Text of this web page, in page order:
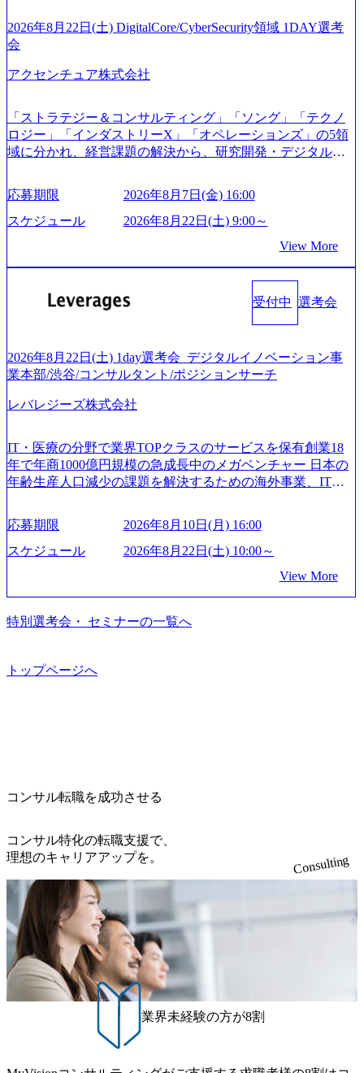
たします。 (1)既存または新規大手事業会社から依頼された
「経営戦略」等のコンサルティング支援を行います。クラ
イアントは各業界上位5社をターゲットとし、特にCXOクラ
スから「新規事業戦略」「既存事業のトランスフォーメー
略」案件をメインとしたコンサルティングを行います ＜プ
ロジェクト一部抜粋＞ ・海外事業(新規・既存)事業のビジ
ネスモデル検討支援 ・金融領域におけるAIを活用した事業
ィ領域における地域活性アプリ企画支援及び実行支援 ・ロ
業支援 ※その他新規事業や既存デジタルトランスフォーメ
ーションの案件が多数 ● コンサルタント プロジェクトにお
プロジェクトにおける課題/リスク管理などを担当。 ● シニ
アコンサルタント プロジェクトメンバーとしてプロジェク
トの一領域を担う。主な作業としては、As-Is分析、仮説構
ィスカッションペ ーパーの作成などを担当。 ● 裁量権 弊社
は2019年11月に設立され、成長期といわれるフェーズにあ
ります。 事業・組織を拡大していく時期のため、メンバー
や組織がスケールしていく過程を体感できます。 また、希
参加できる環境です。 自ら案件を取り、プロジェクト体制
を作っていくことも可能です。 ● 事業会社機能にも携われ
る 弊社にはコンサルティング事業以外にもSaaSプロダク
ることも可能です。コンサルタントとしての経験を活かし
ながら自らプロダクト開発や自社の業務改善ができます。
(希望者のみとなります) ● BIG4・アクセンチュアをはじめ
います ● 平均年齢は35歳で、幅広い年齢の方が活躍してい
ます ● インダストリー・ソリューションで区切られていな
い組織です(ワンプール制) ● 海外事業拠点をシンガポールに
ン八重洲 八重洲セントラルタワー8階 受動喫煙対策 : 執務室
かの実務経験を有する方 - MBB及び戦略ファームでのコ
ンサルティング経験2年以上 - BIG4のStrategy部門におけ
ミュニケーション能力をお持ちの方 ・最新のトレンド・テ
ーマや事例にキャッチアップし、バイタリティーを持って
向を把握し、クライアントや自社への提案などに積極的に
関わることができる方 ・スケジューリング(優先順位付け含
む)など、ビジネスベーシックスキルが習得できている方
ご応募者様については、1dayではなく通常選考でのご案内
とさせていただきます ● 面接(1次・最終を一度の面接で実
てご連絡させていただきます。 ● 一日で最終面接まで完了
日面接や面談のお時間をいただく場合がございます ● 面
接、条件面談それぞれ最大1時間を想定しております ・実施
前日までに日程およびURLを共有させていただきます ・面
接および条件面談ともに、どの時間開始となってもご対応
と幸いです ※1day選考会のご参加希望の方は、事前にGAB
試験を受検いただきます(受験期限は1day選考会実施日の3日
前まで)。 ※ただし、30代以上のコンサルファーム経験3年
以上の方はGAB受検免除、書類選考のみ。 書類選考通過後
に、GAB試験に合格している方へ1day選考会当日のご案内
をさせていただきます。 急速なグローバル化により既存事
業では成長戦略を描く事が困難になった大手企業をサポー
す。 (1)既存または新規大手事業会社から依頼された「経営
戦略」等のコンサルティング支援を行います。クライアン
トは各業界上位5社をターゲットとし、特にCXOクラスから
「新規事業戦略」「既存事業のトランスフォーメーショ
案件をメインとしたコンサルティングを行います ＜プロジ
ェクト一部抜粋＞ ・海外事業(新規・既存)事業のビジネス
モデル検討支援 ・金融領域におけるAIを活用した事業戦略
域における地域活性アプリ企画支援及び実行支援 ・ロボテ
援 ※その他新規事業や既存デジタルトランスフォーメーシ
ョンの案件が多数 ● マネージャー プロジェクトの管理者と
ケーション、成果物の品質管理、メンバーの育成などを担
う。プロジェクト全体の品質管理や、会社経営の観点から
てプロジェクト全体の品質担保やマネジメント全般を担
り、クライアントとのリレーションを発展・拡大させるこ
とをミッションとする。自社へ提言の質を常に高く担保す
る責任を担う。 ● 裁量権 弊社は2019年11月に設立され、成
長期といわれるフェーズにあります。 事業・組織を拡大し
ていく時期のため、メンバーや組織がスケールしていく過
程を体感できます。 また、希望者はパートナー以外でも大
手役員の方へのセールスにも参加できる環境です。 自ら案
件を取り、プロジェクト体制を作っていくことも可能で
す。 ● 事業会社機能にも携われる 弊社にはコンサルティン
グ事業以外にもSaaSプロダクト・メディア・地方創生事業
があるため、上記事業に携わることも可能です。コンサル
タントとしての経験を活かしながら自らプロダクト開発や
自社の業務改善ができます。(希望者のみとなります) ● BIG
4・アクセンチュアをはじめとした大手外資系コンサルファ
2026年8月22日(土) DigitalCore/CyberSecurity領域 1DAY選考
会
アクセンチュア株式会社
「ストラテジー＆コンサルティング」「ソング」「テクノ
ロジー」「インダストリーX」「オペレーションズ」の5領
域に分かれ、経営課題の解決から、研究開発・デジタル・
グ領域からその実行的側面であるITサービスの提供まで一
貫して支援する総合系・IT系ファームである あらゆる産業
において非常に良質な顧客基盤を築いており、Fortune Globa
手掛けたプロジェクトは「ファーストリテイリングにおけ
るグローバル化」「資生堂グループのDX化支援」「ヴィヴ
ンサルティング活動のみならず、2021年にはKDDIと合弁会
社「ARISE analytics」を設立し、人工知能とデータアナリテ
ジタル人材育成の支援も盛んに行う 採用資料 (https://www.ac
centure.com/content/dam/accenture/final/accenture-com/document-
いて (https://www.accenture.com/content/dam/accenture/final/caree
のキャリアブログ (https://www.accenture.com/jp-ja/blogs/japan-
careers-blog) 江川社長が語る「105点経営」 (https://business.ni
kkei.com/atcl/gen/19/00604/021600008/) 規模拡大で成功する理
由【コンサル業界俯瞰マップ】 (https://diamond.jp/articles/-/34
材が集結するワケ (https://markezine.jp/article/detail/45446) エン
ジニアからコンサルタントへ。会社に入って、何が変わっ
た？ (https://www.businessinsider.jp/post-288838) プラダ：ラグ
ジュアリー製品のパーソナライゼーション (https://www.acce
m/jp-ja/case-studies/consulting/taisho-pharmaceutical)（ストラテ
s://www.accenture.com/jp-ja/case-studies/communications-media/so
ス） 世界49カ国に約73万人以上（2024年5月時点）の社員を
擁し、世界120以上の国の企業を顧客に売上641億ドルを誇
を上回る規模感)、営業利益率も約15％と驚異的な数字とな
っている、売上・従業員数共にこの8年間で4倍近くの成長
を遂げていることから、今後も高い成長が見込まれる 多く
の技術者を抱えており、アビームコンサルティングに続い
て日本国内2番目にSAP認定コンサルタント制度の有資格者
数が多く、特にIT領域に強みを持つ グローバルのポジショ
ンに自由に応募できる社内の転職ツール「キャリアズ・マ
ーケットプレイス」が存在し、本ツールを活用で上司の引
き留めを受けずに移動が可能である（異動者は年間約1,000
名） 残業時間や有休取得率など約10項目を数値化すること
で、実行前後で離職率を半減させることに成功した 18時以
降の会議を原則禁止としているほか、在宅勤務制度の全社
展開、ハラスメント抑止に向けた研修の拡充、社外窓口設
置など徹底的な仕組み化を推進する 育休取得率は男性6
応募期限
2026年8月7日(金) 16:00
スケジュール
2026年8月22日(土) 9:00～
View More
受付中 選考会
2026年8月22日(土) 1day選考会_デジタルイノベーション事
業本部/渋谷/コンサルタント/ポジションサーチ
レバレジーズ株式会社
IT・医療の分野で業界TOPクラスのサービスを保有創業18
年で年商1000億円規模の急成長中のメガベンチャー 日本の
年齢生産人口減少の課題を解決するための海外事業、IT事
以上の事業を展開する オールインハウスの組織体制をとっ
ており社内で新しい事業開発などの人員調達できる 独立資
本経営をとっており、事業創造の自由度が高い https://storag
s/20240925162633_7242d0de-3e54-4f03-b076-00318d5c0dff_120
0x644.webp レバレジーズ株式会社 会社説明資料 (https://spea
kerdeck.com/leverages/leverages-hui-she-shao-jie-zi-liao-zhong-tu-
cai-yong-xiang-ke) 「働く人」「事業・サービス」「カルチャ
ps://melev.leverages.jp/) レバレジーズグローバル、大分県より
「外国人留学生等受入環境整備事業委託業務」を受託 (http
UI) レバレジーズで活躍するメンバー紹介！〜 営業職種編
来黒字を維持し、急成長中でありながら安定した事業を展
開し、高い安定性を持つ企業へと成長している 10年後に1兆
円を目指す日本にもなかなかないメガベンチャー。創業か
ら黒字経営。年間130%成長 https://storage.googleapis.com/our-
vision-production.appspot.com/public/images/20251030164405_5c
527843-d227-4df8-b86c-5587f843fdf6_1200x471.webp https://stor
age.googleapis.com/our-vision-production.appspot.com/public/imag
es/20251030164946_dc0888f6-0539-4887-84d7-34c8d8544226_1
200x666.webp 年間100億円規模の投資の元、10以上もの新規
事業を立ち上げているため様々な業界を経験することが可
能 社内転職が活発であり、多様なスキルを1社で身に着ける
ことが可能 事業開発・運用を内包かする「オールインハウ
ス」型の組織体。社内スカウトや社内公募制度を用いて主
体的かつ柔軟なキャリア形成が可能。 https://storage.googleap
応募期限
2026年8月10日(月) 16:00
スケジュール
2026年8月22日(土) 10:00～
View More
特別選考会・ セミナーの一覧へ
トップページへ
コンサル転職を成功させる
コンサル特化の転職支援で、
理想のキャリアアップを。
Consulting
業界未経験の方が8割